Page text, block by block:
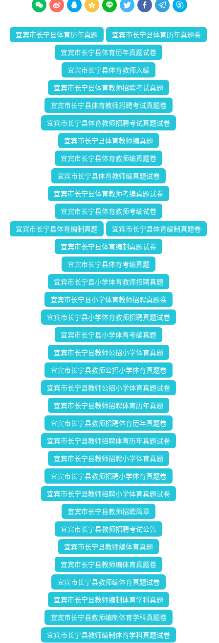
        
宜宾市长宁县体育历年真题 宜宾市长宁县体育历年真题卷
宜宾市长宁县体育历年真题试卷
宜宾市长宁县体育教师入编
宜宾市长宁县体育教师招聘考试真题
宜宾市长宁县体育教师招聘考试真题卷
宜宾市长宁县体育教师招聘考试真题试卷
宜宾市长宁县体育教师编真题
宜宾市长宁县体育教师编真题卷
宜宾市长宁县体育教师编真题试卷
宜宾市长宁县体育教师考编真题试卷
宜宾市长宁县体育教师考编试卷
宜宾市长宁县体育编制真题 宜宾市长宁县体育编制真题卷
宜宾市长宁县体育编制真题试卷
宜宾市长宁县体育考编真题
宜宾市长宁县小学体育教师招聘真题
宜宾市长宁县小学体育教师招聘真题卷
宜宾市长宁县小学体育教师招聘真题试卷
宜宾市长宁县小学体育考编真题
宜宾市长宁县教师公招小学体育真题
宜宾市长宁县教师公招小学体育真题卷
宜宾市长宁县教师公招小学体育真题试卷
宜宾市长宁县教师招聘体育历年真题
宜宾市长宁县教师招聘体育历年真题卷
宜宾市长宁县教师招聘体育历年真题试卷
宜宾市长宁县教师招聘小学体育真题
宜宾市长宁县教师招聘小学体育真题卷
宜宾市长宁县教师招聘小学体育真题试卷
宜宾市长宁县教师招聘简章
宜宾市长宁县教师招聘考试公告
宜宾市长宁县教师编体育真题
宜宾市长宁县教师编体育真题卷
宜宾市长宁县教师编体育真题试卷
宜宾市长宁县教师编制体育学科真题
宜宾市长宁县教师编制体育学科真题卷
宜宾市长宁县教师编制体育学科真题试卷